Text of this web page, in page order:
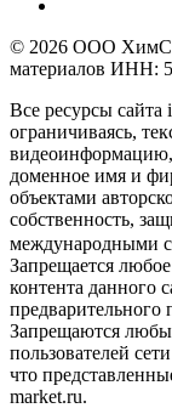
© 2026 ООО
материалов ИНН:
Все ресурсы сайта
ограничиваясь,
видеоинформацию,
доменное имя и
объектами
собственность,
международными
Запрещается
контента данного
предварительного
Запрещаются
пользователей
что
market.ru.